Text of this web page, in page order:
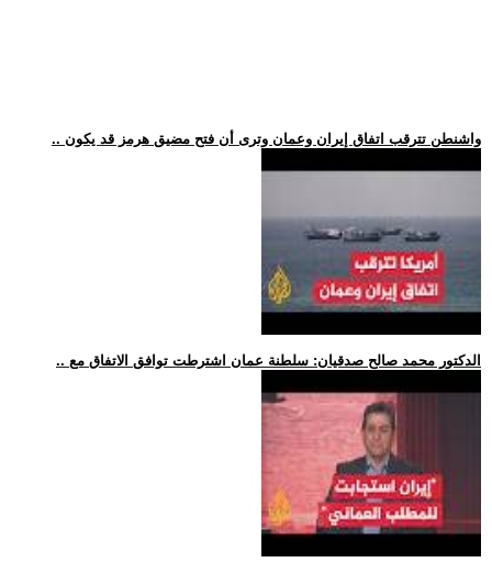
.. واشنطن تترقب اتفاق إيران وعمان وترى أن فتح مضيق هرمز قد يكون
.. الدكتور محمد صالح صدقيان: سلطنة عمان اشترطت توافق الاتفاق مع